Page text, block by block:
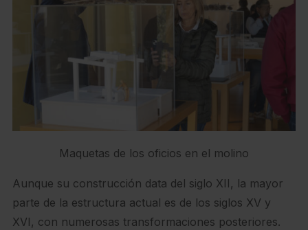
Maquetas de los oficios en el molino
Aunque su construcción data del siglo XII, la mayor
parte de la estructura actual es de los siglos XV y
XVI, con numerosas transformaciones posteriores.